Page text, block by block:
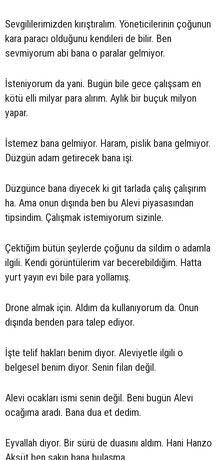
Sevgililerimizden kırıştıralım. Yöneticilerinin çoğunun
kara paracı olduğunu kendileri de bilir. Ben
sevmiyorum abi bana o paralar gelmiyor.
İsteniyorum da yani. Bugün bile gece çalışsam en
kötü elli milyar para alırım. Aylık bir buçuk milyon
yapar.
İstemez bana gelmiyor. Haram, pislik bana gelmiyor.
Düzgün adam getirecek bana işi.
Düzgünce bana diyecek ki git tarlada çalış çalışırım
ha. Ama onun dışında ben bu Alevi piyasasından
tipsindim. Çalışmak istemiyorum sizinle.
Çektiğim bütün şeylerde çoğunu da sildim o adamla
ilgili. Kendi görüntülerim var becerebildiğim. Hatta
yurt yayın evi bile para yollamış.
Drone almak için. Aldım da kullanıyorum da. Onun
dışında benden para talep ediyor.
İşte telif hakları benim diyor. Aleviyetle ilgili o
belgesel benim diyor. Senin filan değil.
Alevi ocakları ismi senin değil. Beni bugün Alevi
ocağıma aradı. Bana dua et dedim.
Eyvallah diyor. Bir sürü de duasını aldım. Hani Hanzo
Aksüt ben sakın bana bulaşma.